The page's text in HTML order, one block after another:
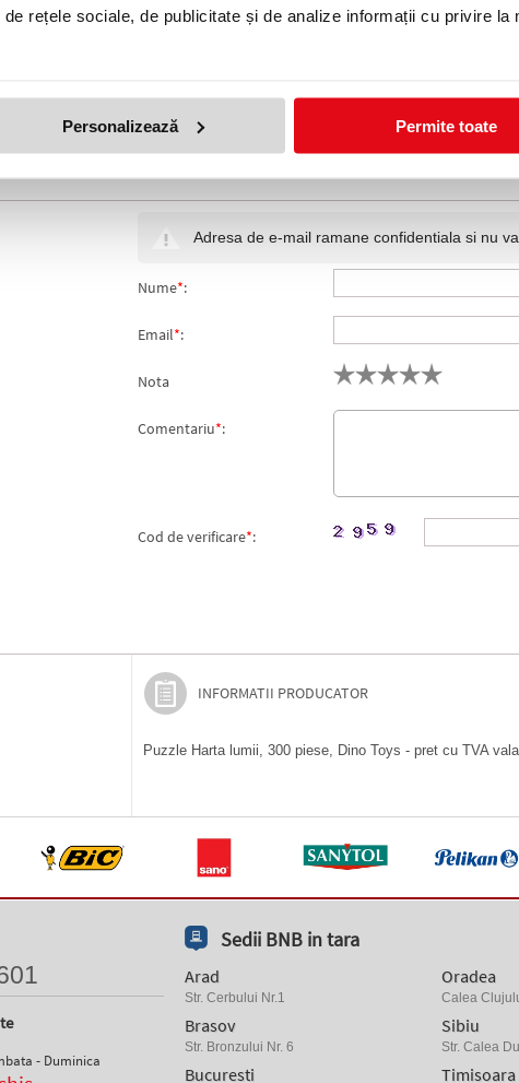
rețele sociale, de publicitate și de analize informații cu privire la
Personalizează Permite toate
de pe acest site au caracter informativ.
se da spre utilizare copilului. Nu lasati ambalajele produselor la
au aparut deteriorari nu mai utilizati produsul. Nu dati jucarii cu piese
instructiunile si etichetele pentru referinte viitoare. Pastrati produsul
exista o diferenta minora fata de dimensiunea reala a produsului.
Adresa de e-mail ramane confidentiala si nu
Nume*:
Email*:
Nota
Comentariu*:
Cod de verificare*:
INFORMATII PRODUCATOR
Puzzle Harta lumii, 300 piese, Dino Toys - pret cu TVA
- Duminica
Sedii BNB in tara
Arad
Str. Cerbului Nr.1
Brasov
Str. Bronzului Nr. 6
Bucuresti
Oradea
Calea
Sibiu
Str. Calea
Timisoara